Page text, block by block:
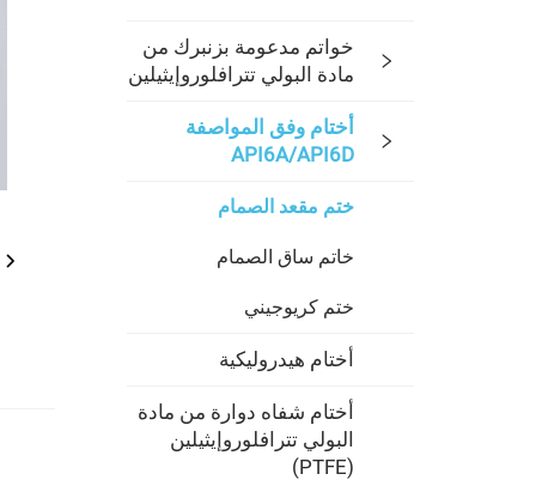
خواتم مدعومة بزنبرك من
مادة البولي تترافلوروإيثيلين
أختام وفق المواصفة
API6D‏/API6A
ختم مقعد الصمام
خاتم ساق الصمام
ختم كريوجيني
أختام هيدروليكية
أختام شفاه دوارة من مادة
البولي تترافلوروإيثيلين
(PTFE)